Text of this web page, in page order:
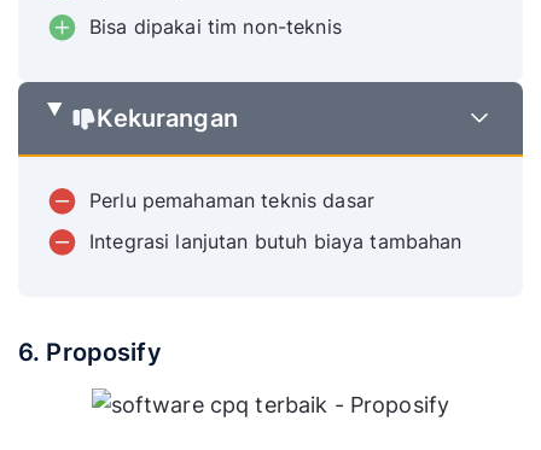
Bisa dipakai tim non-teknis
Kekurangan
Perlu pemahaman teknis dasar
Integrasi lanjutan butuh biaya tambahan
6. Proposify